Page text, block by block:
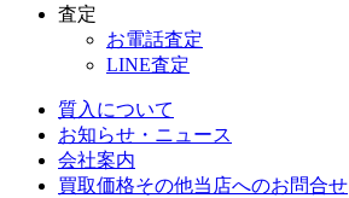
査定
お電話査定
LINE査定
質入について
お知らせ・ニュース
会社案内
買取価格その他当店へのお問合せ